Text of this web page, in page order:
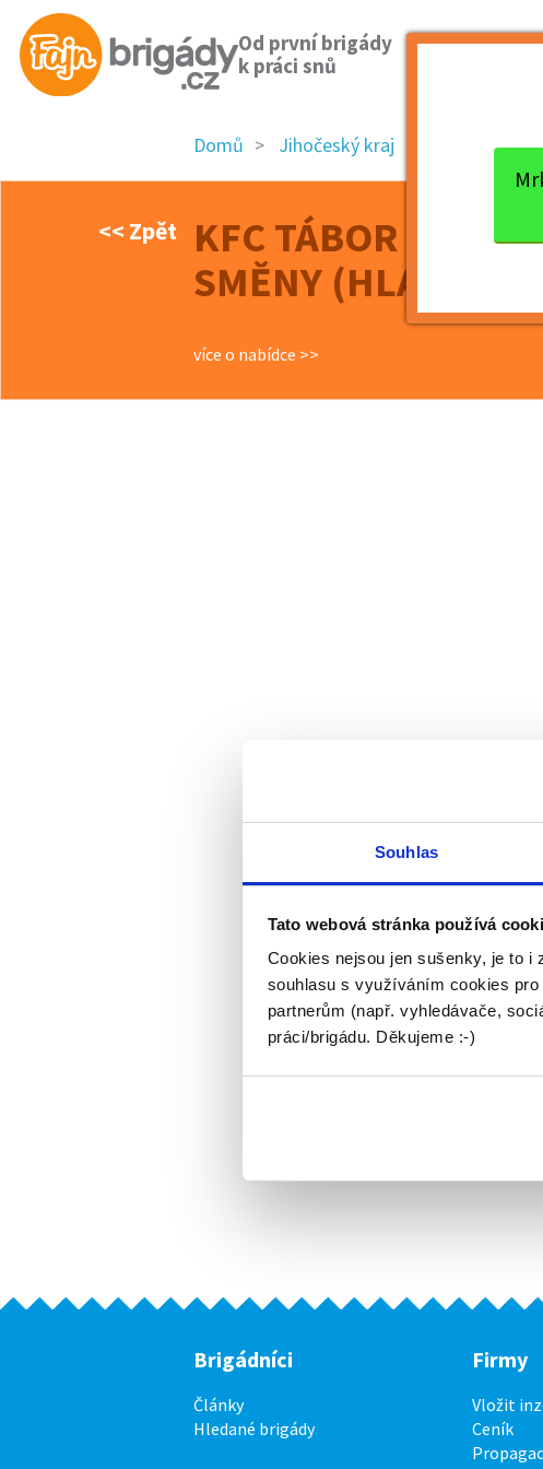
Souhlas
Tato webová stránka používá
Cookies nejsou jen sušenky, je to
souhlasu s využíváním cookies
partnerům (např. vyhledávače,
práci/brigádu. Děkujeme :-)
Od první brigády
k práci snů
Domů Jihočeský kraj okres Tábor
<< Zpět
KFC TÁBOR DT
SMĚNY (HLAVNÍ
více o nabídce >>
Brigádníci
Články
Hledané brigády
Firmy
Vložit
Ceník